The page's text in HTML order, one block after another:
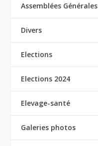
Assemblées Générales
Divers
Elections
Elections 2024
Elevage-santé
Galeries photos